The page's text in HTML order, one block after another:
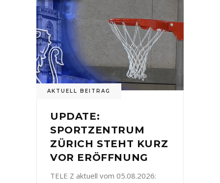
AKTUELL BEITRAG
UPDATE:
SPORTZENTRUM
ZÜRICH STEHT KURZ
VOR ERÖFFNUNG
TELE Z aktuell vom 05.08.2026: